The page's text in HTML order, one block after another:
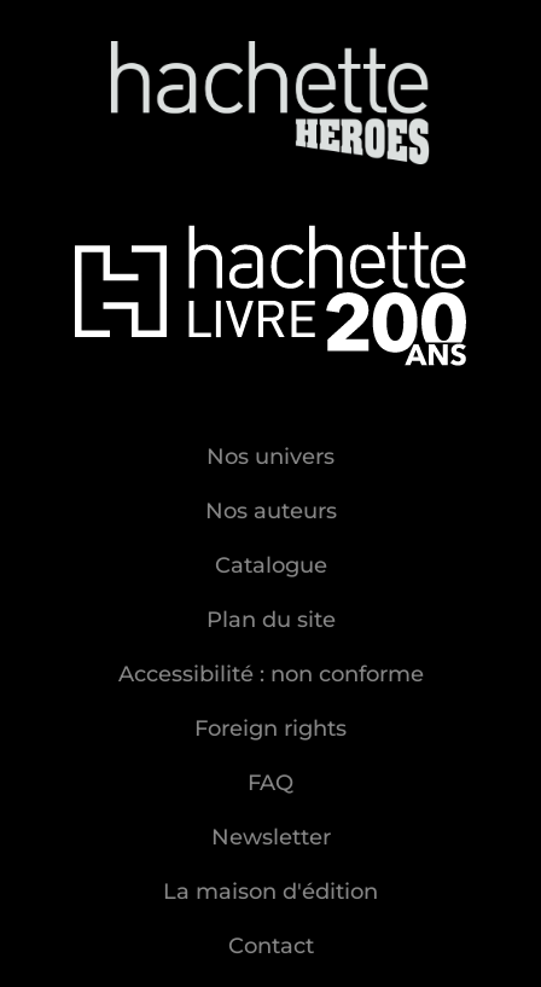
Nos univers
Nos auteurs
Catalogue
Plan du site
Accessibilité : non conforme
Foreign rights
FAQ
Newsletter
La maison d'édition
Contact